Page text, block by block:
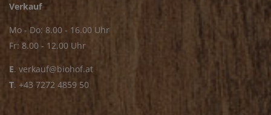
Verkauf
Mo - Do: 8.00 - 16.00 Uhr
Fr: 8.00 - 12.00 Uhr
E. verkauf@biohof.at
T. +43 7272 4859 50